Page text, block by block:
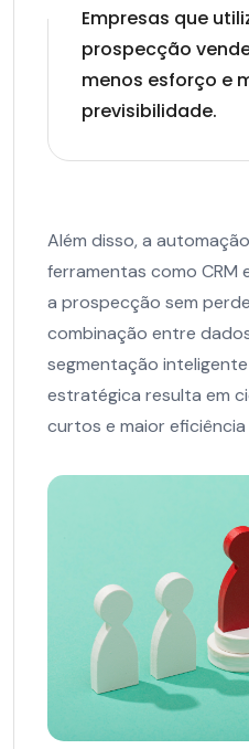
Empresas que
prospecção
menos esforço e
previsibilidade.
Além disso, a
ferramentas como CRM
a prospecção sem
combinação entre
segmentação
estratégica resulta em
curtos e maior